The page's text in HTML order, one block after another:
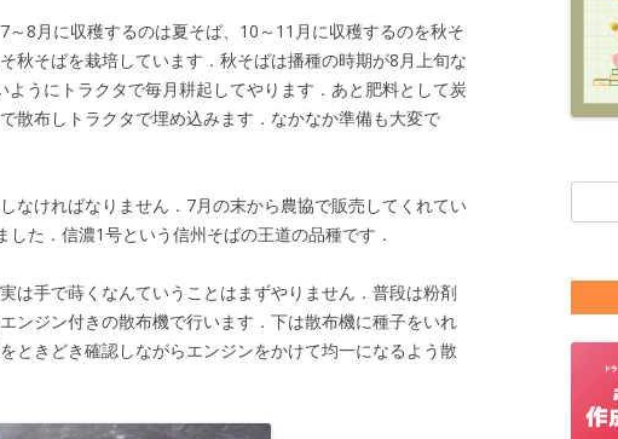
8月に収穫するのは夏そば、10～11月に収穫するのを秋そ
秋そばを栽培しています．秋そばは播種の時期が8月上旬な
うにトラクタで毎月耕起してやります．あと肥料として炭
散布しトラクタで埋め込みます．なかなか準備も大変で
なければなりません．7月の末から農協で販売してくれてい
た．信濃1号という信州そばの王道の品種です．
は手で蒔くなんていうことはまずやりません．普段は粉剤
ンジン付きの散布機で行います．下は散布機に種子をいれ
ときどき確認しながらエンジンをかけて均一になるよう散